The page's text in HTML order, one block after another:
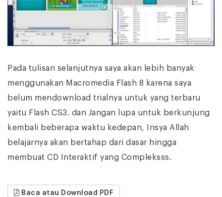
Pada tulisan selanjutnya saya akan lebih banyak
menggunakan Macromedia Flash 8 karena saya
belum mendownload trialnya untuk yang terbaru
yaitu Flash CS3. dan Jangan lupa untuk berkunjung
kembali beberapa waktu kedepan, Insya Allah
belajarnya akan bertahap dari dasar hingga
membuat CD Interaktif yang Compleksss.
Baca atau Download PDF